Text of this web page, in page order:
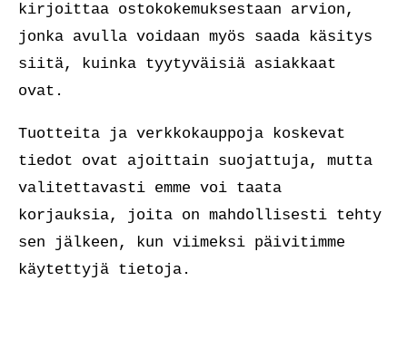
kirjoittaa ostokokemuksestaan arvion,
jonka avulla voidaan myös saada käsitys
siitä, kuinka tyytyväisiä asiakkaat
ovat.
Tuotteita ja verkkokauppoja koskevat
tiedot ovat ajoittain suojattuja, mutta
valitettavasti emme voi taata
korjauksia, joita on mahdollisesti tehty
sen jälkeen, kun viimeksi päivitimme
käytettyjä tietoja.